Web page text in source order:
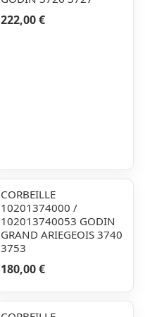
222,00 €
CORBEILLE
10201374000 /
102013740053 GODIN
GRAND ARIEGEOIS 3740
3753
180,00 €